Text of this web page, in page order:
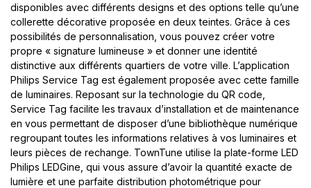
disponibles avec différents designs et des options telle qu’une
collerette décorative proposée en deux teintes. Grâce à ces
possibilités de personnalisation, vous pouvez créer votre
propre « signature lumineuse » et donner une identité
distinctive aux différents quartiers de votre ville. L’application
Philips Service Tag est également proposée avec cette famille
de luminaires. Reposant sur la technologie du QR code,
Service Tag facilite les travaux d’installation et de maintenance
en vous permettant de disposer d’une bibliothèque numérique
regroupant toutes les informations relatives à vos luminaires et
leurs pièces de rechange. TownTune utilise la plate-forme LED
Philips LEDGine, qui vous assure d’avoir la quantité exacte de
lumière et une parfaite distribution photométrique pour